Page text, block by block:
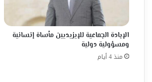
الإبادة الجماعية للإيزيديين مأساة إنسانية
ومسؤولية دولية
منذ 4 أيام